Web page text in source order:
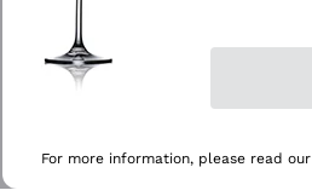
For more information, please read our